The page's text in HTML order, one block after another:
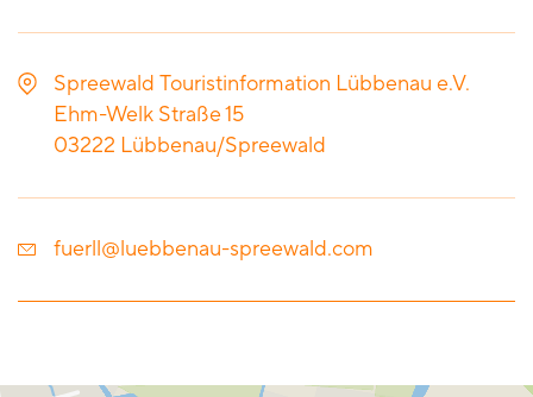
Spreewald Touristinformation Lübbenau e.V.
Ehm-Welk Straße 15
03222 Lübbenau/Spreewald
fuerll@luebbenau-spreewald.com